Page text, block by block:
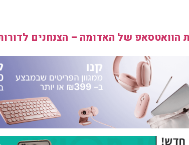
הוואטסאפ של האדומה – הצנחנים